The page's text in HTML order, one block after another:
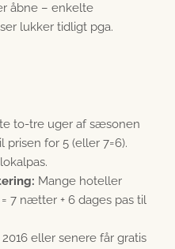
åbne – enkelte
lukker tidligt pga.
to-tre uger af sæsonen
for 5 (eller 7=6).
Mange hoteller
7 nætter + 6 dages pas til
eller senere får gratis